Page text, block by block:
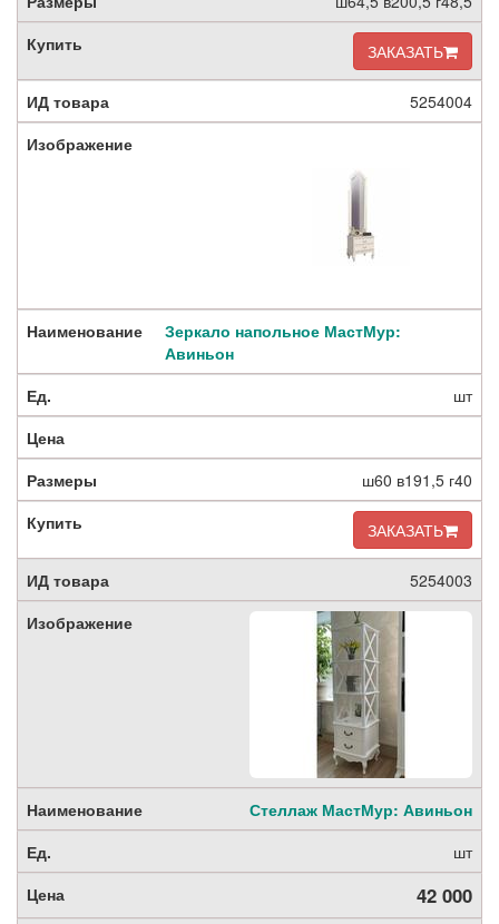
ЗАКАЗАТЬ
5254004
Зеркало напольное МастМур:
Авиньон
шт
ш60 в191,5 г40
ЗАКАЗАТЬ
5254003
Стеллаж МастМур: Авиньон
шт
42 000